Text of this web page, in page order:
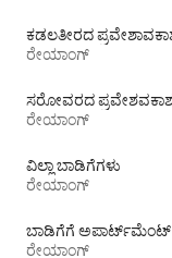
ರೇಯಾಂಗ್
ರೇಯಾಂಗ್
ವಿಲ್ಲಾ ಬಾಡಿಗೆಗಳು
ರೇಯಾಂಗ್
ಬಾಡಿಗೆಗೆ ಅಪಾರ್ಟ್‌ಮೆಂಟ್‌
ರೇಯಾಂಗ್